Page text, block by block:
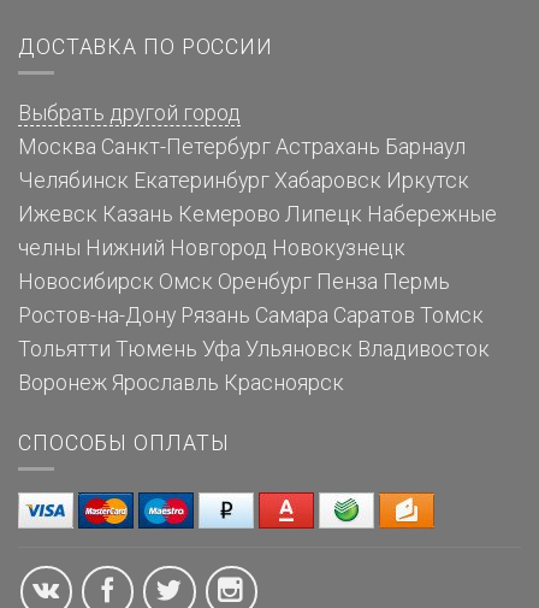
ДОСТАВКА ПО РОССИИ
Выбрать другой город
Москва Санкт-Петербург Астрахань Барнаул
Челябинск Екатеринбург Хабаровск Иркутск
Ижевск Казань Кемерово Липецк Набережные
челны Нижний Новгород Новокузнецк
Новосибирск Омск Оренбург Пенза Пермь
Ростов-на-Дону Рязань Самара Саратов Томск
Тольятти Тюмень Уфа Ульяновск Владивосток
Воронеж Ярославль Красноярск
СПОСОБЫ ОПЛАТЫ